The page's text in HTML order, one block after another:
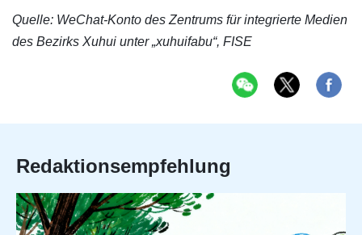
Quelle: WeChat-Konto des Zentrums für integrierte Medien
des Bezirks Xuhui unter „xuhuifabu“, FISE
Redaktionsempfehlung